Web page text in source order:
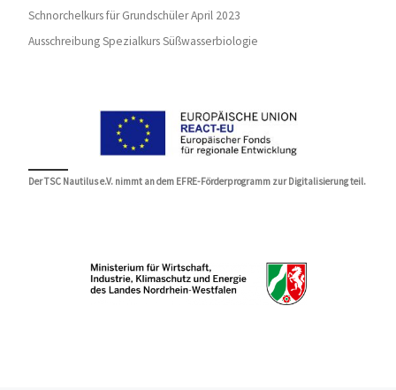
Schnorchelkurs für Grundschüler April 2023
Ausschreibung Spezialkurs Süßwasserbiologie
Der TSC Nautilus e.V. nimmt an dem EFRE-Förderprogramm zur Digitalisierung teil.